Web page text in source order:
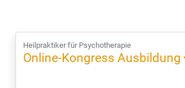
Heilpraktiker für Psychotherapie
Online-Kongress Ausbildung